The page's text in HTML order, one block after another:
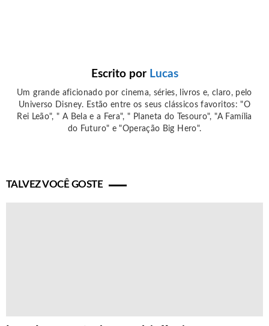
Escrito por Lucas
Um grande aficionado por cinema, séries, livros e, claro, pelo
Universo Disney. Estão entre os seus clássicos favoritos: "O
Rei Leão", " A Bela e a Fera", " Planeta do Tesouro", "A Família
do Futuro" e "Operação Big Hero".
TALVEZ VOCÊ GOSTE